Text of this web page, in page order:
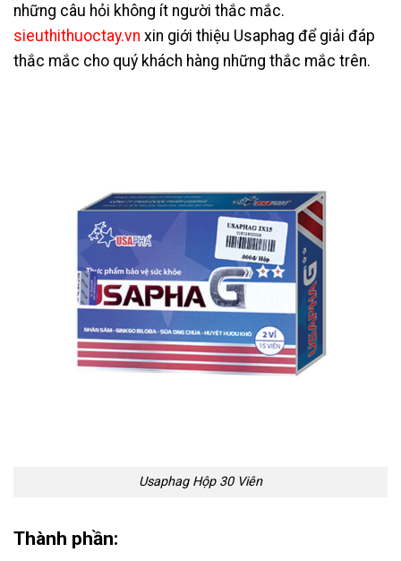
những câu hỏi không ít người thắc mắc.
sieuthithuoctay.vn xin giới thiệu Usaphag để giải đáp
thắc mắc cho quý khách hàng những thắc mắc trên.
Usaphag Hộp 30 Viên
Thành phần: